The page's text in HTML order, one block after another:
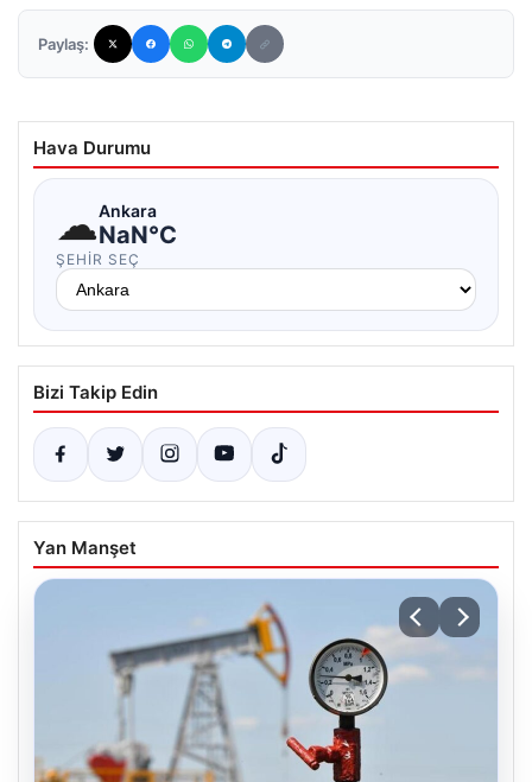
Paylaş:
Hava Durumu
☁Ankara
NaN°C
ŞEHIR SEÇ
Bizi Takip Edin
Yan Manşet